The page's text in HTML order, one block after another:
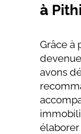
à
Grâce à
avons